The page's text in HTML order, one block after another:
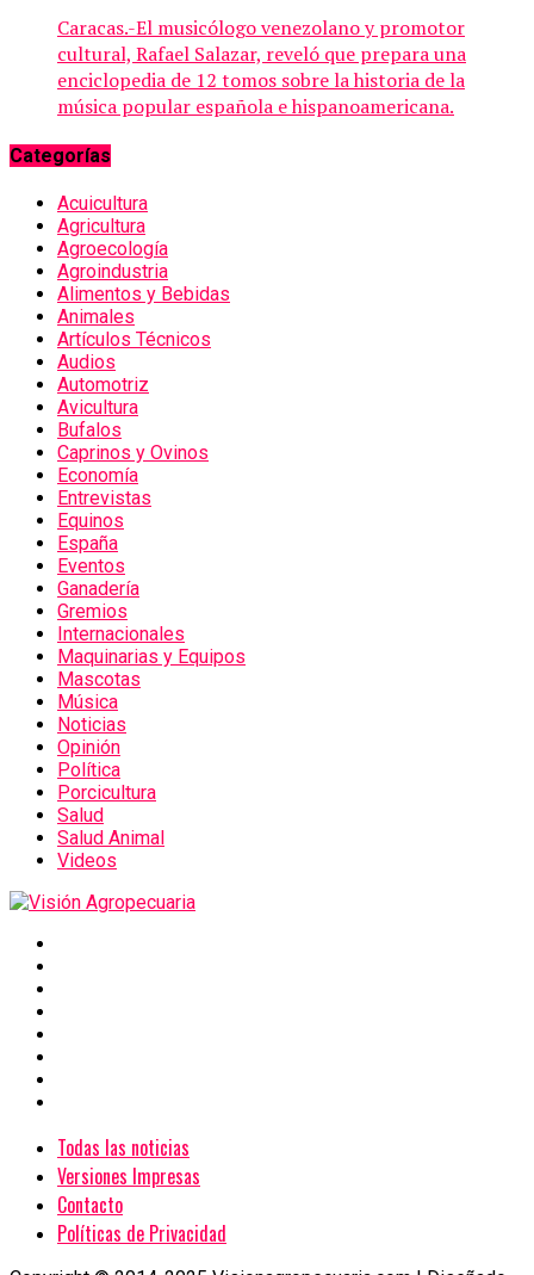
Caracas.-El musicólogo venezolano y promotor
cultural, Rafael Salazar, reveló que prepara una
enciclopedia de 12 tomos sobre la historia de la
música popular española e hispanoamericana.
Categorías
Acuicultura
Agricultura
Agroecología
Agroindustria
Alimentos y Bebidas
Animales
Artículos Técnicos
Audios
Automotriz
Avicultura
Bufalos
Caprinos y Ovinos
Economía
Entrevistas
Equinos
España
Eventos
Ganadería
Gremios
Internacionales
Maquinarias y Equipos
Mascotas
Música
Noticias
Opinión
Política
Porcicultura
Salud
Salud Animal
Videos
Todas las noticias
Versiones Impresas
Contacto
Políticas de Privacidad